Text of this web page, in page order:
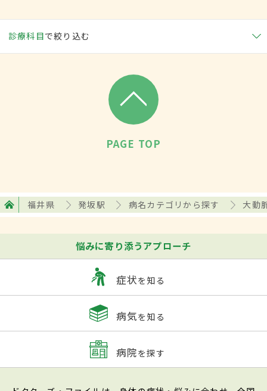
診療科目で絞り込む
PAGE TOP
福井県 発坂駅 病名カテゴリから探す 大動
悩みに寄り添うアプローチ
症状を知る
病気を知る
病院を探す